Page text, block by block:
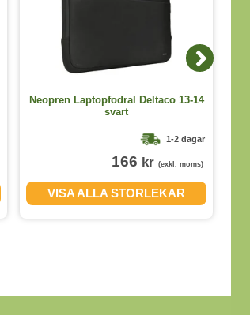
Neopren Laptopfodral Deltaco 13-14
svart
1-2 dagar
166 kr (exkl. moms)
VISA ALLA STORLEKAR